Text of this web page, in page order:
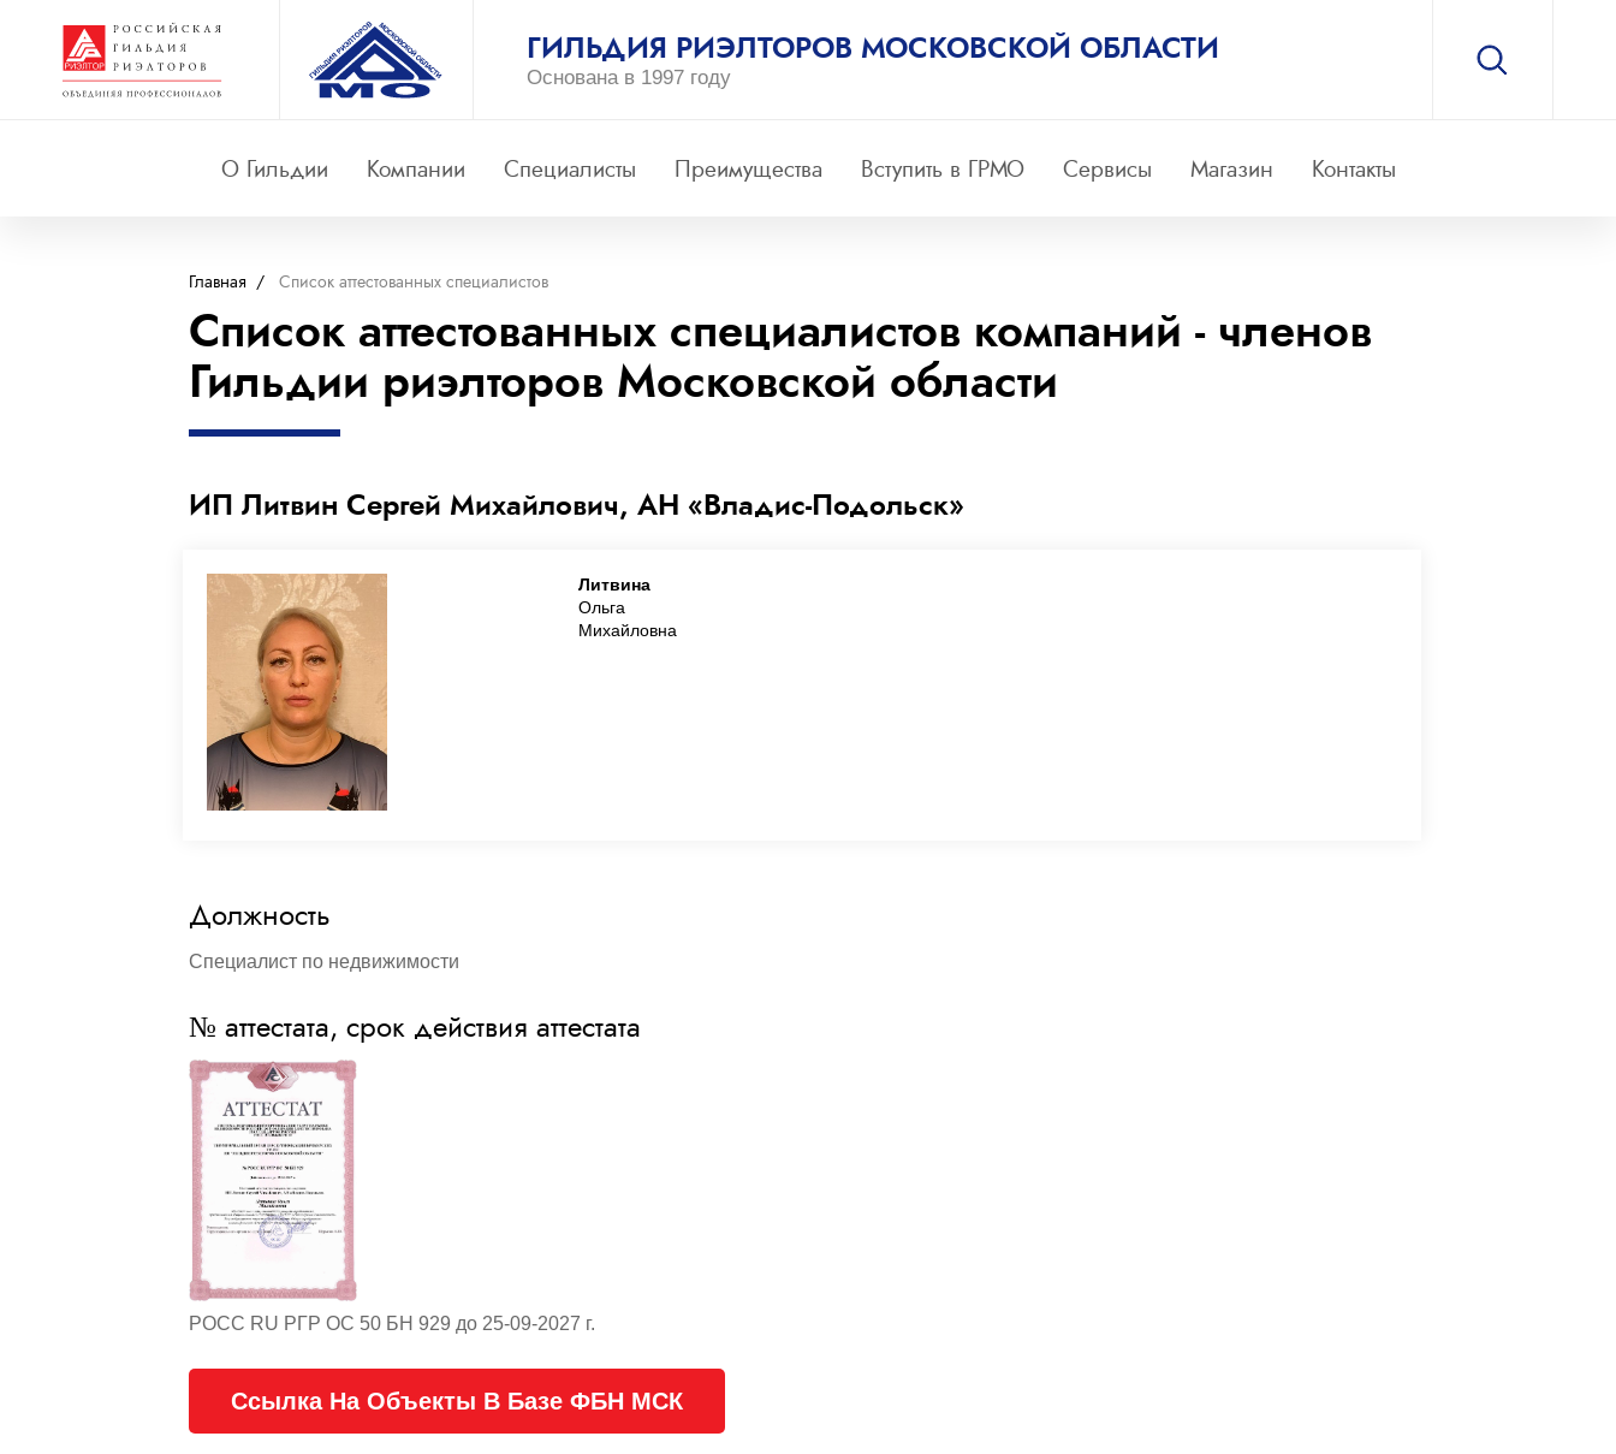
ГИЛЬДИЯ РИЭЛТОРОВ МОСКОВСКОЙ ОБЛАСТИ
Основана в 1997 году
О Гильдии Компании Специалисты Преимущества Вступить в ГРМО Сервисы Магазин Контакты
Главная / Список аттестованных специалистов
Список аттестованных специалистов компаний - членов
Гильдии риэлторов Московской области
ИП Литвин Сергей Михайлович, АН «Владис-Подольск»
Литвина
Ольга
Михайловна
Должность
Специалист по недвижимости
№ аттестата, срок действия аттестата
РОСС RU РГР ОС 50 БН 929 до 25-09-2027 г.
Ссылка На Объекты В Базе ФБН МСК